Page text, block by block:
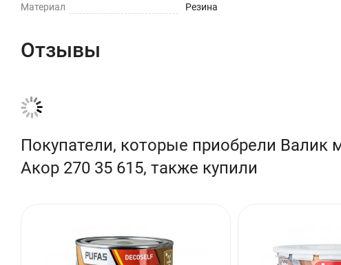
Материал Резина
Отзывы
Покупатели, которые приобрели
Акор 270 35 615, также купили